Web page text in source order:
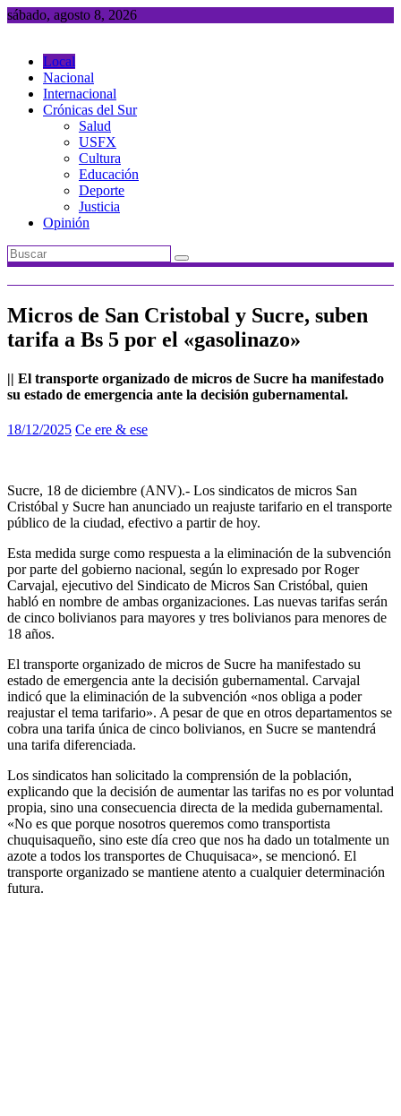
Saltar
sábado, agosto 8, 2026
Local
Nacional
Internacional
Crónicas del Sur
Salud
USFX
Cultura
Educación
Deporte
Justicia
Opinión
Micros de San Cristobal y Sucre, suben
tarifa a Bs 5 por el «gasolinazo»
|| El transporte organizado de micros de Sucre ha manifestado
su estado de emergencia ante la decisión gubernamental.
18/12/2025 Ce ere & ese
Sucre, 18 de diciembre (ANV).- Los sindicatos de micros San
Cristóbal y Sucre han anunciado un reajuste tarifario en el transporte
público de la ciudad, efectivo a partir de hoy.
Esta medida surge como respuesta a la eliminación de la subvención
por parte del gobierno nacional, según lo expresado por Roger
Carvajal, ejecutivo del Sindicato de Micros San Cristóbal, quien
habló en nombre de ambas organizaciones. Las nuevas tarifas serán
de cinco bolivianos para mayores y tres bolivianos para menores de
18 años.
El transporte organizado de micros de Sucre ha manifestado su
estado de emergencia ante la decisión gubernamental. Carvajal
indicó que la eliminación de la subvención «nos obliga a poder
reajustar el tema tarifario». A pesar de que en otros departamentos se
cobra una tarifa única de cinco bolivianos, en Sucre se mantendrá
una tarifa diferenciada.
Los sindicatos han solicitado la comprensión de la población,
explicando que la decisión de aumentar las tarifas no es por voluntad
propia, sino una consecuencia directa de la medida gubernamental.
«No es que porque nosotros queremos como transportista
chuquisaqueño, sino este día creo que nos ha dado un totalmente un
azote a todos los transportes de Chuquisaca», se mencionó. El
transporte organizado se mantiene atento a cualquier determinación
futura.